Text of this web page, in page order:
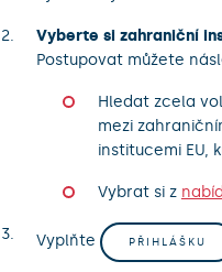
Vyberte si zahraniční
Postupovat můžete
Hledat zcela
mezi
institucemi EU,
Vybrat si z
Vyplňte PŘIHLÁŠKU